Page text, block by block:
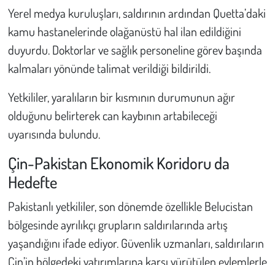
Yerel medya kuruluşları, saldırının ardından Quetta’daki
kamu hastanelerinde olağanüstü hal ilan edildiğini
duyurdu. Doktorlar ve sağlık personeline görev başında
kalmaları yönünde talimat verildiği bildirildi.
Yetkililer, yaralıların bir kısmının durumunun ağır
olduğunu belirterek can kaybının artabileceği
uyarısında bulundu.
Çin-Pakistan Ekonomik Koridoru da
Hedefte
Pakistanlı yetkililer, son dönemde özellikle Belucistan
bölgesinde ayrılıkçı grupların saldırılarında artış
yaşandığını ifade ediyor. Güvenlik uzmanları, saldırıların
Çin’in bölgedeki yatırımlarına karşı yürütülen eylemlerle